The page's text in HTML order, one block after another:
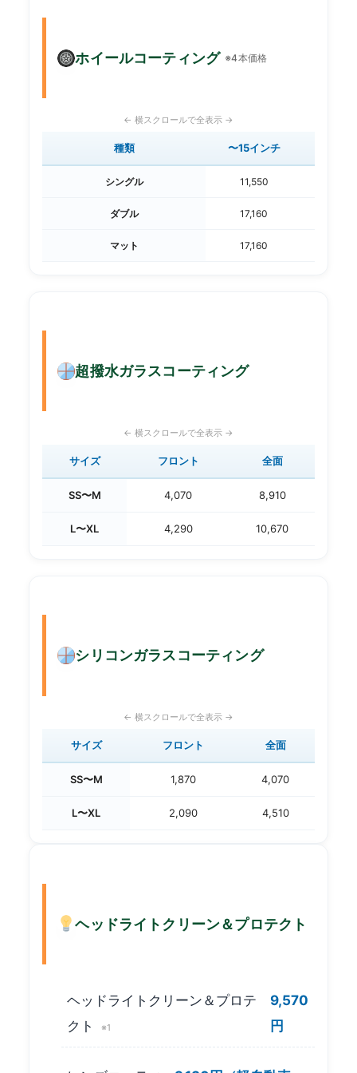
ホイールコーティング ※4本価格
種類 〜15インチ
シングル 11,550
ダブル 17,160
マット 17,160
超撥水ガラスコーティング
サイズ フロント 全面
SS〜M 4,070 8,910
L〜XL 4,290 10,670
シリコンガラスコーティング
サイズ フロント 全面
SS〜M 1,870 4,070
L〜XL 2,090 4,510
ヘッドライトクリーン＆プロテクト
ヘッドライトクリーン＆プロテ
クト
※1
9,570
円